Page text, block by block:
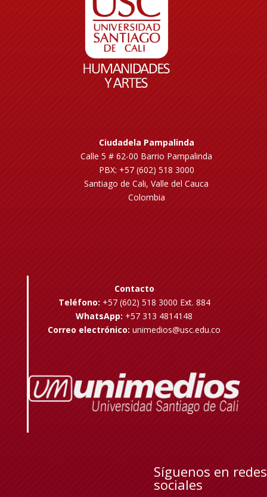
Ciudadela Pampalinda
Calle 5 # 62-00 Barrio Pampalinda
PBX: +57 (602) 518 3000
Santiago de Cali, Valle del Cauca
Colombia
Contacto
Teléfono: +57 (602) 518 3000 Ext. 884
WhatsApp: +57 313 4814148
Correo electrónico: unimedios@usc.edu.co
Síguenos en redes
sociales